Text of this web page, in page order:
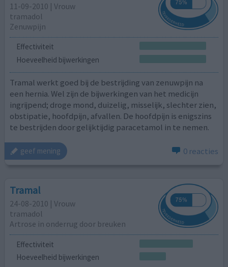
11-09-2010 | Vrouw
tramadol
Zenuwpijn
Effectiviteit
Hoeveelheid bijwerkingen
Tramal werkt goed bij de bestrijding van zenuwpijn na
een hernia. Wel zijn de bijwerkingen van het medicijn
ingrijpend; droge mond, duizelig, misselijk, slechter zien,
obstipatie, hoofdpijn, afvallen. De hoofdpijn is enigszins
te bestrijden door gelijktijdig paracetamol in te nemen.
geef mening 0 reacties
Tramal
24-08-2010 | Vrouw
tramadol
Artrose in onderrug door breuken
Effectiviteit
Hoeveelheid bijwerkingen